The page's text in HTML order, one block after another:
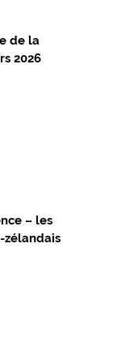
de la
2026
– les
zélandais